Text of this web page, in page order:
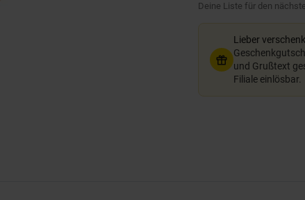
Deine Liste für den
Lieber
und Grußtext
Filiale einlösbar.